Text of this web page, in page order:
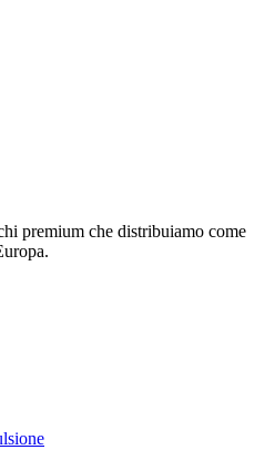
premium che distribuiamo come